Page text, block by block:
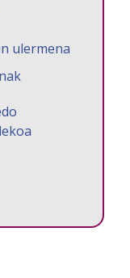
ulermena